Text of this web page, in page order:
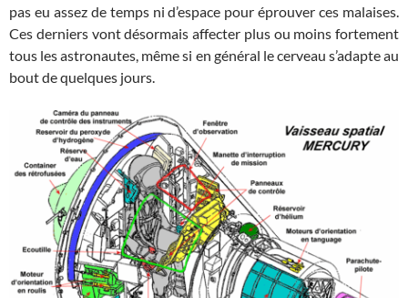
pas eu assez de temps ni d’espace pour éprouver ces malaises.
Ces derniers vont désormais affecter plus ou moins fortement
tous les astronautes, même si en général le cerveau s’adapte au
bout de quelques jours.